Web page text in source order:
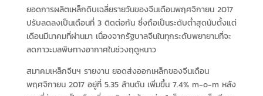
ยอดการผลิตเหล็กดิบเฉลี่ยรายวันของจีนเดือนพฤศจิกายน 2017
ปรับลดลงเป็นเดือนที่ 3 ติดต่อกัน ซึ่งถือเป็นระดับต่ำสุดนับตั้งแต่
เดือนมีนาคมที่ผ่านมา เนื่องจากรัฐบาลจีนในทุกระดับพยายามที่จะ
ลดภาวะมลพิษทางอากาศในช่วงฤดูหนาว
สมาคมเหล็กจีนฯ รายงาน ยอดส่งออกเหล็กของจีนเดือน
พฤศจิกายน 2017 อยู่ที่ 5.35 ล้านตัน เพิ่มขึ้น 7.4% m-o-m หลัง